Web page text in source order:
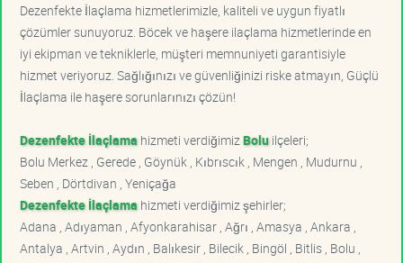
Dezenfekte İlaçlama hizmetlerimizle, kaliteli ve uygun fiyatlı
çözümler sunuyoruz. Böcek ve haşere ilaçlama hizmetlerinde en
iyi ekipman ve tekniklerle, müşteri memnuniyeti garantisiyle
hizmet veriyoruz. Sağlığınızı ve güvenliğinizi riske atmayın, Güçlü
İlaçlama ile haşere sorunlarınızı çözün!
Dezenfekte İlaçlama hizmeti verdiğimiz Boluilçeleri;
Bolu Merkez , Gerede , Göynük , Kıbrıscık , Mengen , Mudurnu ,
Seben , Dörtdivan , Yeniçağa
Dezenfekte İlaçlama hizmeti verdiğimiz şehirler;
Adana , Adıyaman , Afyonkarahisar , Ağrı , Amasya , Ankara ,
Antalya , Artvin , Aydın , Balıkesir , Bilecik , Bingöl , Bitlis , Bolu ,